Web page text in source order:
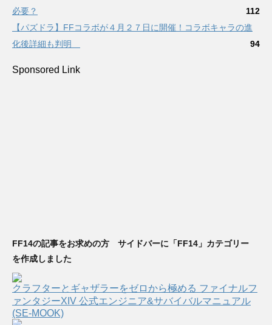
必要？
112
【パズドラ】FFコラボが４月２７日に開催！コラボキャラの進
化後詳細も判明
94
Sponsored Link
FF14の記事をお求めの方 サイドバーに「FF14」カテゴリー
を作成しました
クラフターとギャザラーをゼロから極める ファイナルフ
ァンタジーXIV 公式エンジニア&サバイバルマニュアル
(SE-MOOK)